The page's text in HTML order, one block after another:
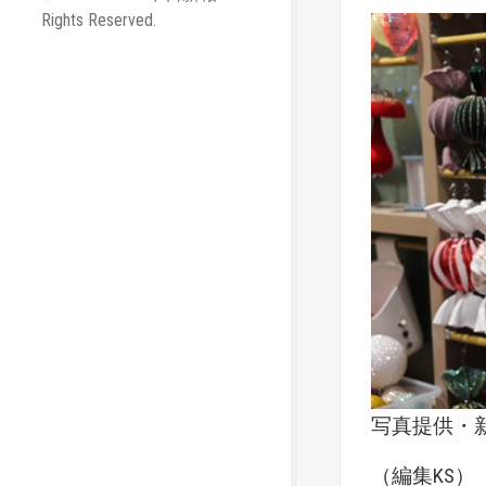
Rights Reserved.
写真提供・
（編集KS）